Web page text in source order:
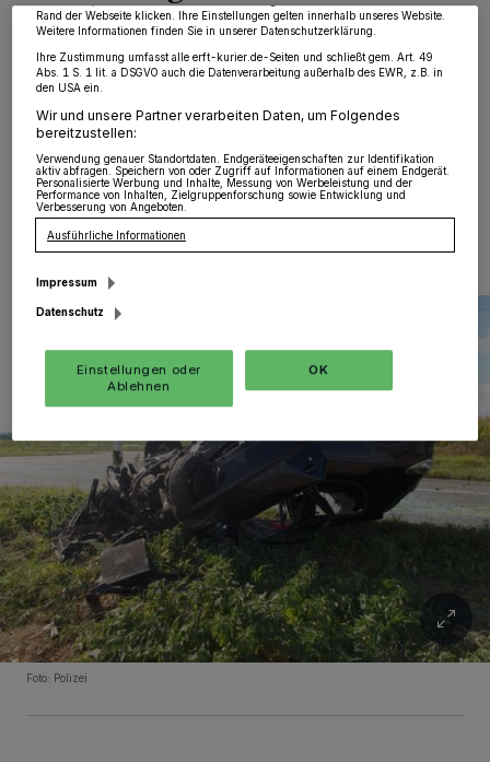
Rommerskirchen· Am Montagnachmittag befuhr ein
19-jähriger Dormagener gegen 13.45 Uhr die
Bundesstraße 477 aus Richtung Dormagen-Gohr
kommend in Richtung Rommerskirchen-Anstel.
04.10.2016 , 12:02 Uhr Eine Minute Lesezeit
Foto: Polizei
Rand der Webseite klicken. Ihre Einstellungen gelten innerhalb unseres Website.
Weitere Informationen finden Sie in unserer Datenschutzerklärung.
Ihre Zustimmung umfasst alle erft-kurier.de-Seiten und schließt gem. Art. 49
Abs. 1 S. 1 lit. a DSGVO auch die Datenverarbeitung außerhalb des EWR, z.B. in
den USA ein.
Wir und unsere Partner verarbeiten Daten, um Folgendes
bereitzustellen:
Verwendung genauer Standortdaten. Endgeräteeigenschaften zur Identifikation
aktiv abfragen. Speichern von oder Zugriff auf Informationen auf einem Endgerät.
Personalisierte Werbung und Inhalte, Messung von Werbeleistung und der
Performance von Inhalten, Zielgruppenforschung sowie Entwicklung und
Verbesserung von Angeboten.
Ausführliche Informationen
Impressum
Datenschutz
Einstellungen oder
Ablehnen
OK